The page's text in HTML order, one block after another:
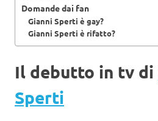
Domande dai fan
Gianni Sperti è gay?
Gianni Sperti è rifatto?
Il debutto in tv di
Sperti